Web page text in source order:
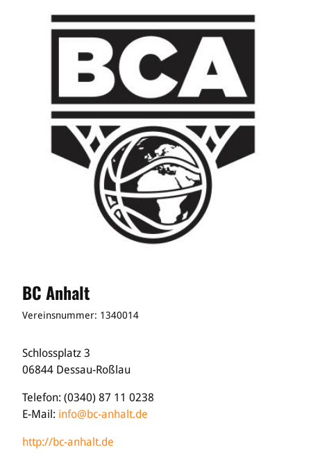
BC Anhalt
Vereinsnummer: 1340014
Schlossplatz 3
06844 Dessau-Roßlau
Telefon: (0340) 87 11 0238
E-Mail: info@bc-anhalt.de
http://bc-anhalt.de